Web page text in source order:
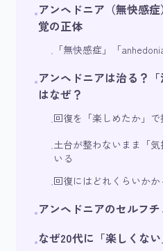
•アンヘドニア（無快感
覚の正体
• 「無快感症」「
•アンヘドニアは治る？
はなぜ？
•回復を「楽しめたか」で
•土台が整わないまま「
いる
•回復にはどれくらいかか
•アンヘドニアのセルフ
•なぜ20代に「楽しくな